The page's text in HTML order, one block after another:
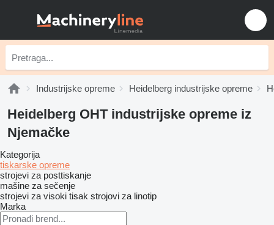
Industrijske opreme Heidelberg industrijske opreme
Heidelberg OHT industrijske opreme iz
Njemačke
Kategorija
tiskarske opreme
strojevi za posttiskanje
mašine za sečenje
strojevi za visoki tisak strojovi za linotip
Marka